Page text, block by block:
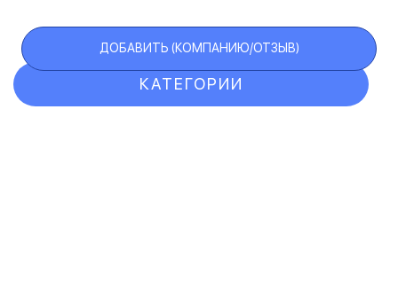
КАТЕГОРИИ
ДОБАВИТЬ (КОМПАНИЮ/ОТЗЫВ)